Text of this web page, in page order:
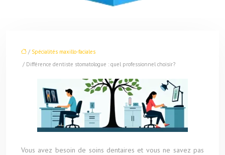
/ Spécialités maxillo-faciales
/ Différence dentiste stomatologue : quel professionnel choisir?
Vous avez besoin de soins dentaires et vous ne savez pas